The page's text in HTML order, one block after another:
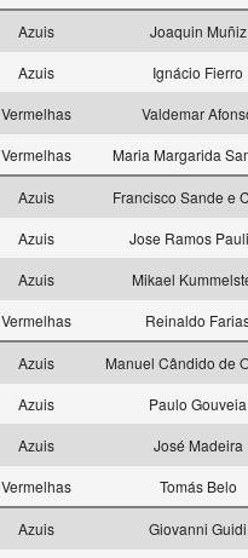
Azuis
Joaquin Muñiz
Azuis
Ignácio Fierro
Vermelhas
Valdemar
Vermelhas Maria Margarida
Azuis
Francisco Sande e
Azuis
Jose Ramos
Azuis
Mikael
Vermelhas Reinaldo
Azuis
Manuel Cândido de
Azuis
Paulo Gouveia
Azuis
José Madeira
Vermelhas Tomás Belo
Azuis
Giovanni Guidi